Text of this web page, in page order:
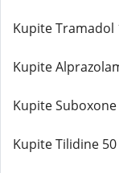
Kupite Tramadol
Kupite
Kupite
Kupite Tilidine